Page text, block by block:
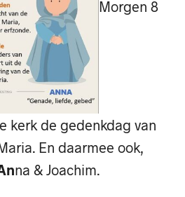
Morgen 8
kerk de gedenkdag van
En daarmee ook,
na & Joachim.